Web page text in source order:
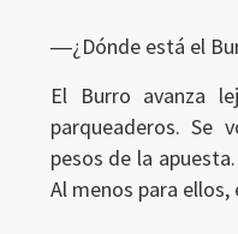
―¿Dónde está el
El Burro avanza
parqueaderos.
pesos de la
Al menos para